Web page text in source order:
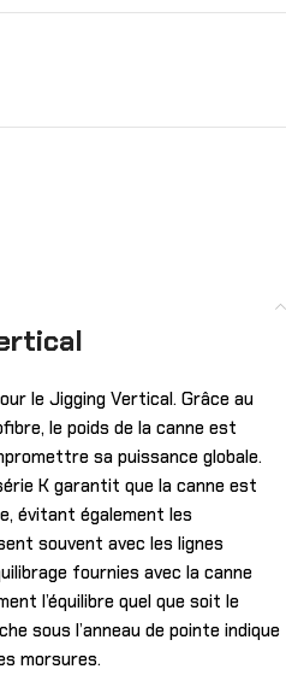
le Jigging Vertical. Grâce au
le poids de la canne est
sa puissance globale.
K garantit que la canne est
évitant également les
souvent avec les lignes
fournies avec la canne
l’équilibre quel que soit le
sous l’anneau de pointe indique
morsures.